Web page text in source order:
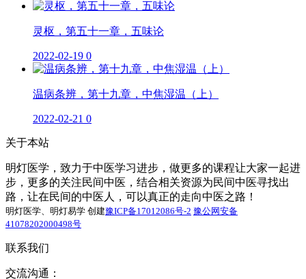
灵枢，第五十一章，五味论
2022-02-19 0
温病条辨，第十九章，中焦湿温（上）
2022-02-21 0
关于本站
明灯医学，致力于中医学习进步，做更多的课程让大家一起进
步，更多的关注民间中医，结合相关资源为民间中医寻找出
路，让在民间的中医人，可以真正的走向中医之路！
明灯医学、明灯易学 创建豫ICP备17012086号-2 豫公网安备
41078202000498号
联系我们
交流沟通：